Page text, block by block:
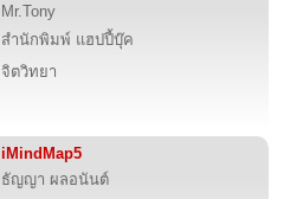
Mr.Tony
สำนักพิมพ์ แฮปปี้บุ๊ค
จิตวิทยา
iMindMap5
ธัญญา ผลอนันต์